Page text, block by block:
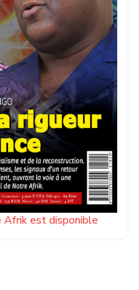
Afrik est disponible